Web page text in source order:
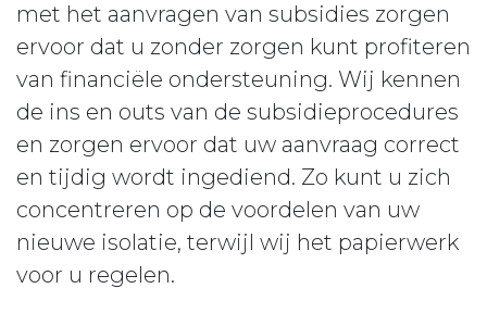
met het aanvragen van subsidies zorgen
ervoor dat u zonder zorgen kunt profiteren
van financiële ondersteuning. Wij kennen
de ins en outs van de subsidieprocedures
en zorgen ervoor dat uw aanvraag correct
en tijdig wordt ingediend. Zo kunt u zich
concentreren op de voordelen van uw
nieuwe isolatie, terwijl wij het papierwerk
voor u regelen.